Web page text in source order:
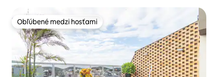
Obľúbené medzi hosťami
Obľúbené medzi hosťami